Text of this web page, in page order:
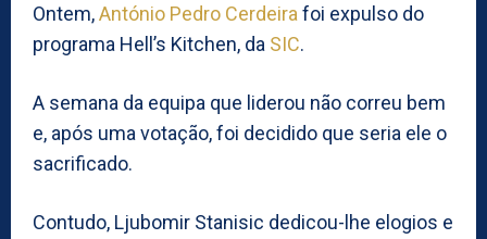
Ontem,António Pedro Cerdeira foi expulso do
programa Hell’s Kitchen, da SIC.
A semana da equipa que liderou não correu bem
e, após uma votação, foi decidido que seria ele o
sacrificado.
Contudo, Ljubomir Stanisic dedicou-lhe elogios e